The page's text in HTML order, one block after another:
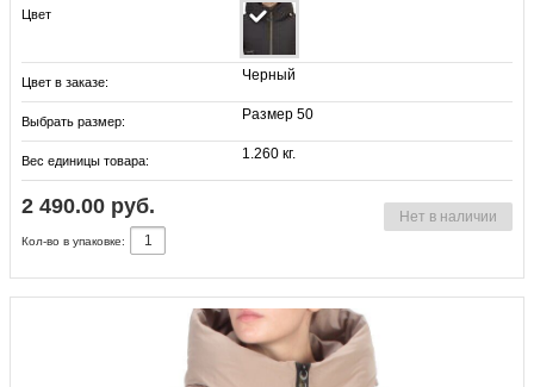
Цвет
Цвет в заказе: Черный
Выбрать размер: Размер 50
Вес единицы товара: 1.260 кг.
2 490.00 руб. Нет в наличии
Кол-во в упаковке: